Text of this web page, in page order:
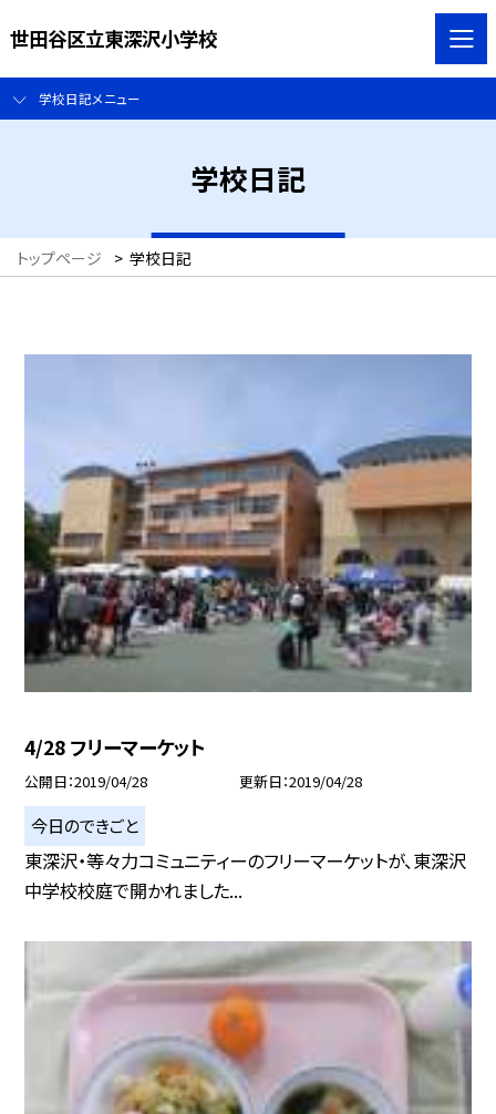
世田谷区立東深沢小学校
学校日記メニュー
学校日記
トップページ > 学校日記
4/28 フリーマーケット
公開日 2019/04/28 更新日 2019/04/28
今日のできごと
東深沢・等々力コミュニティーのフリーマーケットが、東深沢
中学校校庭で開かれました...